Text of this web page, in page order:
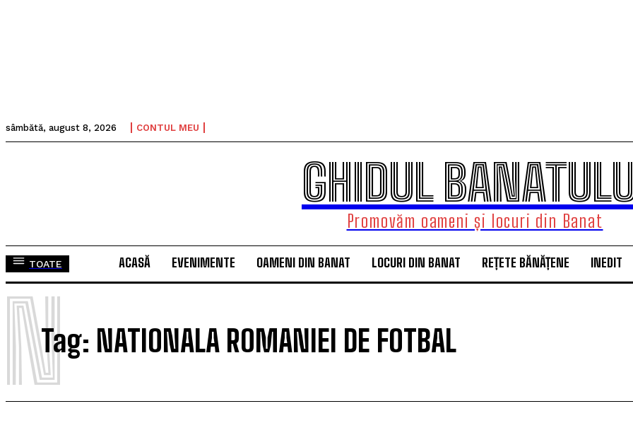
sâmbătă, august 8, 2026 CONTUL MEU
GHIDUL
Promovăm oameni și locuri din Banat
TOATE ACASĂ EVENIMENTE OAMENI DIN BANAT LOCURI DIN BANAT REȚETE BĂNĂȚENE INEDIT
Tag: NATIONALA ROMANIEI DE FOTBAL
N